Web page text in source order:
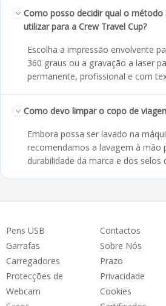
Como posso decidir qual o método
utilizar para a Crew Travel Cup?
Escolha a impressão envolvente
360 graus ou a gravação a laser
permanente, profissional e com
Como devo limpar o copo de
Embora possa ser lavado na
recomendamos a lavagem à mão
durabilidade da marca e dos selos
Pens USB
Garrafas
Carregadores
Protecções de
Webcam
Contactos
Sobre Nós
Prazo
Privacidade
Cookies